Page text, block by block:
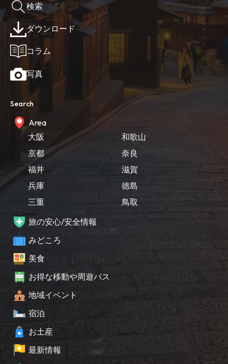
検索
ダウンロード
コラム
写真
Search
Area
大阪
京都
福井
兵庫
三重
和歌山
奈良
滋賀
徳島
鳥取
旅の安心/安全情報
みどころ
美食
お得な移動や周遊パス
地域イベント
宿泊
お土産
最新情報